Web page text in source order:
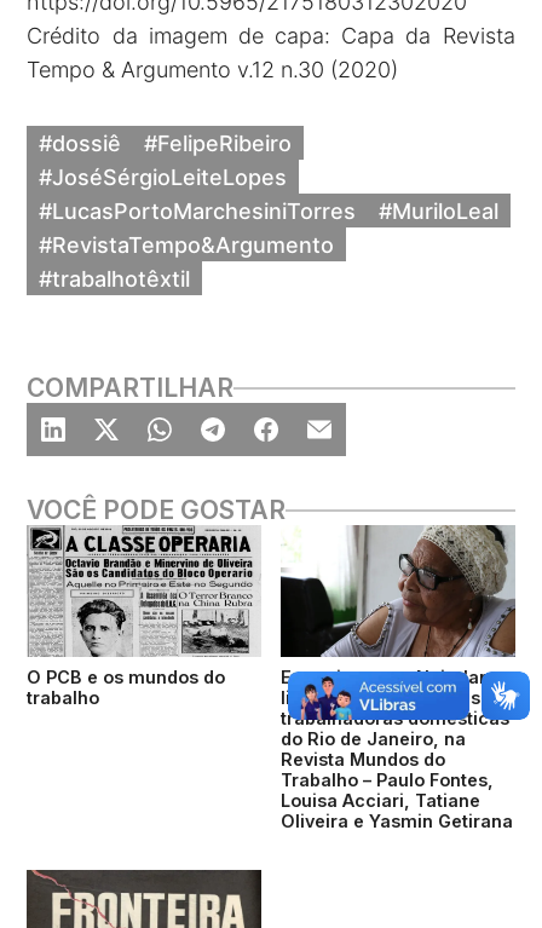
Crédito da imagem de capa: Capa da Revista
Tempo & Argumento v.12 n.30 (2020)
#dossiê
#FelipeRibeiro
#JoséSérgioLeiteLopes
#LucasPortoMarchesiniTorres
#MuriloLeal
#RevistaTempo&Argumento
#trabalhotêxtil
COMPARTILHAR
VOCÊ PODE GOSTAR
O PCB e os mundos do
trabalho
Entrevista com Nair Jane,
liderança histórica das
trabalhadoras domésticas
do Rio de Janeiro, na
Revista Mundos do
Trabalho – Paulo Fontes,
Louisa Acciari, Tatiane
Oliveira e Yasmin Getirana